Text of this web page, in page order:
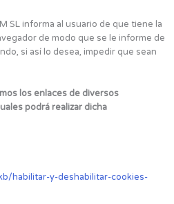
SL informa al usuario de que tiene la
de modo que se le informe de
si así lo desea, impedir que sean
los enlaces de diversos
podrá realizar dicha
habilitar-y-deshabilitar-cookies-